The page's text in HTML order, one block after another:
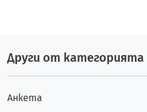
Други от категорията
Анкета